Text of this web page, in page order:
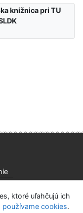
knižnica pri TU
pri Technickej
ktoré uľahčujú ich
používame cookies.